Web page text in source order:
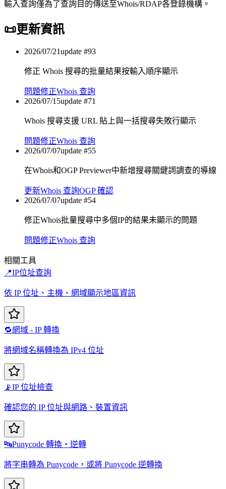
輸入查詢僅為了查詢目的傳送至Whois/RDAP各登錄機構。
📜更新資訊
2026/07/21update #93
修正 Whois 搜尋的批量結果按輸入順序顯示
問題修正Whois 查詢
2026/07/15update #71
Whois 搜尋支援 URL 貼上與一括搜尋失敗行顯示
問題修正Whois 查詢
2026/07/07update #55
在Whois和OGP Previewer中新增搜尋關鍵詞調查的導線
更新Whois 查詢OGP 確認
2026/07/07update #54
修正Whois批量搜尋中多個IP的結果未顯示的問題
問題修正Whois 查詢
相關工具
📍IP位址查詢
依 IP 位址、主機、網域顯示地區資訊
🔁網域 - IP 轉換
將網域名稱轉換為 IPv4 位址
📡IP 位址檢查
確認您的 IP 位址與網路、裝置資訊
🔤Punycode 轉換・逆轉
將字串轉為 Punycode，或將 Punycode 逆轉換